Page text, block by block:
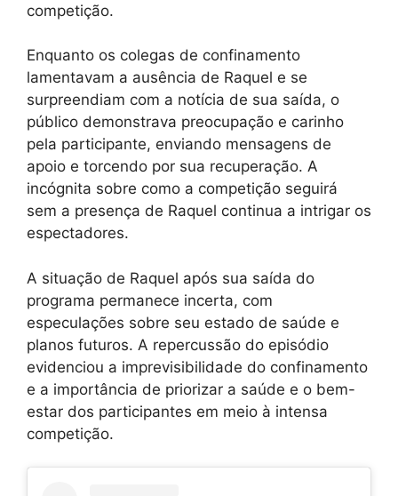
competição.
Enquanto os colegas de confinamento
lamentavam a ausência de Raquel e se
surpreendiam com a notícia de sua saída, o
público demonstrava preocupação e carinho
pela participante, enviando mensagens de
apoio e torcendo por sua recuperação. A
incógnita sobre como a competição seguirá
sem a presença de Raquel continua a intrigar os
espectadores.
A situação de Raquel após sua saída do
programa permanece incerta, com
especulações sobre seu estado de saúde e
planos futuros. A repercussão do episódio
evidenciou a imprevisibilidade do confinamento
e a importância de priorizar a saúde e o bem-
estar dos participantes em meio à intensa
competição.